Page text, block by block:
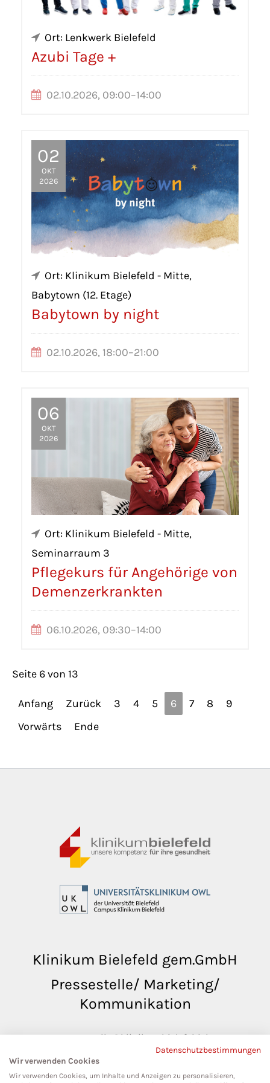
Ort: Lenkwerk Bielefeld
Azubi Tage +
02.10.2026, 09:00–14:00
02
OKT
2026
Ort: Klinikum Bielefeld - Mitte,
Babytown (12. Etage)
Babytown by night
02.10.2026, 18:00–21:00
06
OKT
2026
Ort: Klinikum Bielefeld - Mitte,
Seminarraum 3
Pflegekurs für Angehörige von
Demenzerkrankten
06.10.2026, 09:30–14:00
Seite 6 von 13
Anfang Zurück 3 4 5 6 7 8
9
Vorwärts
Ende
Klinikum Bielefeld gem.GmbH
Pressestelle/ Marketing/
Kommunikation
pressestelle@klinikumbielefeld.de
Teutoburger Str. 50
33604 Bielefeld
Datenschutzbestimmungen
Wir verwenden Cookies
Wir verwenden Cookies, um Inhalte und Anzeigen zu personalisieren,